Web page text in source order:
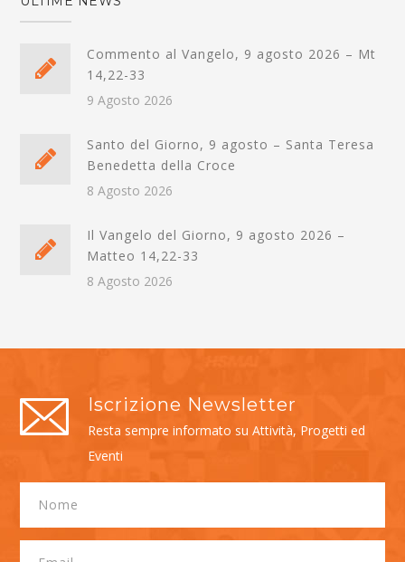
Commento al Vangelo, 9 agosto 2026 – Mt
14,22-33
9 Agosto 2026
Santo del Giorno, 9 agosto – Santa Teresa
Benedetta della Croce
8 Agosto 2026
Il Vangelo del Giorno, 9 agosto 2026 –
Matteo 14,22-33
8 Agosto 2026
Iscrizione Newsletter
Resta sempre informato su Attività, Progetti ed
Eventi